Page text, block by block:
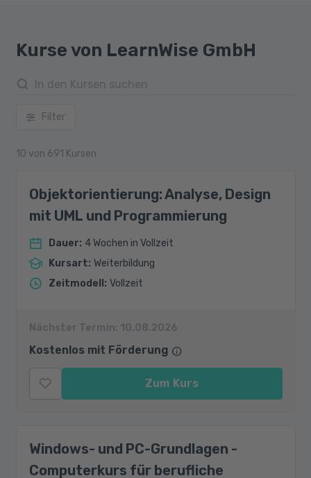
Kurse von LearnWise GmbH
Filter
10 von 691 Kursen
Objektorientierung: Analyse, Design
mit UML und Programmierung
Dauer: 4 Wochen in Vollzeit
Kursart: Weiterbildung
Zeitmodell : Vollzeit
Nächster Termin: 10.08.2026
Kostenlos mit Förderung
Zum Kurs
Windows- und PC-Grundlagen -
Computerkurs für berufliche